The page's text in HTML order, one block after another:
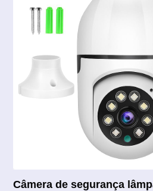
Câmera de segurança